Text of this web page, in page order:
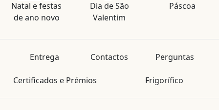
Natal e festas
de ano novo
Dia de São
Valentim
Páscoa
Entrega Contactos Perguntas
Certificados e Prémios Frigorífico